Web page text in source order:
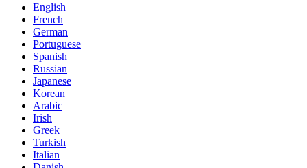
English
French
German
Portuguese
Spanish
Russian
Japanese
Korean
Arabic
Irish
Greek
Turkish
Italian